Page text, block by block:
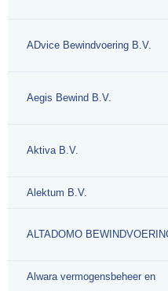
ADvice Bewindvoering B.V.
Aegis Bewind B.V.
Aktiva B.V.
Alektum B.V.
ALTADOMO
Alwara vermogensbeheer en